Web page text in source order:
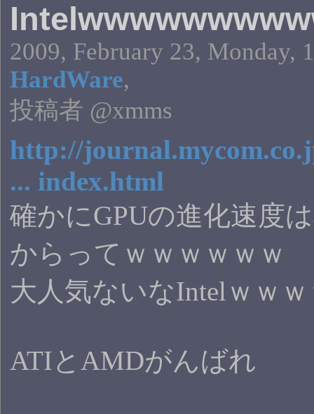
2009, February 23, Monday,
HardWare,
投稿者 @xmms
http://
... index.html
確かにGPUの進化速度
からってｗｗｗｗｗｗ
大人気ないなIntelｗｗ
ATIとAMDがんばれ